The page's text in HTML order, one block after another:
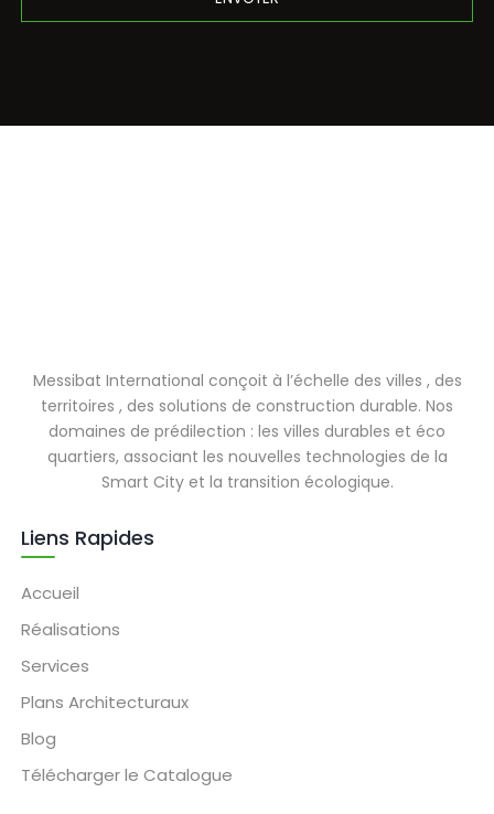
Messibat International conçoit à l’échelle des villes , des
territoires , des solutions de construction durable. Nos
domaines de prédilection : les villes durables et éco
quartiers, associant les nouvelles technologies de la
Smart City et la transition écologique.
Liens Rapides
Accueil
Réalisations
Services
Plans Architecturaux
Blog
Télécharger le Catalogue